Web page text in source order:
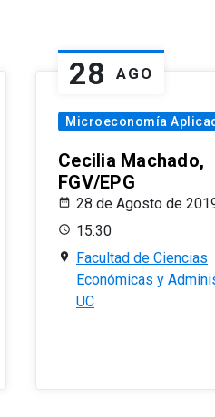
28 AGO
Microeconomía
Cecilia Machado,
FGV/EPG
28 de Agosto de
15:30
Facultad de Ciencias
Económicas y
UC